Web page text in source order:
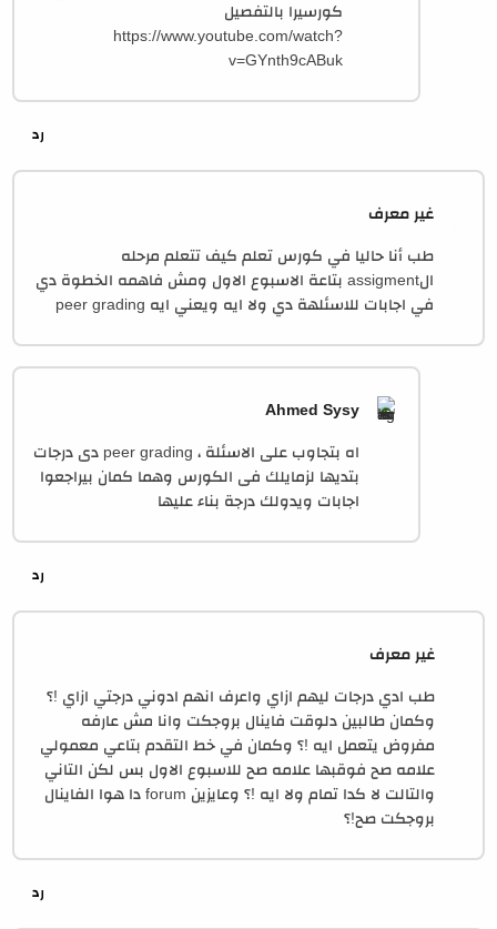
كورسيرا بالتفصيل
https://www.youtube.com/watch?
v=GYnth9cABuk
غير معرف
طب أنا حاليا في كورس تعلم كيف تتعلم مرحله
الassigment بتاعة الاسبوع الاول ومش فاهمه الخطوة دي
في اجابات للاسئلهة دي ولا ايه ويعني ايه peer grading
Ahmed Sysy
اه بتجاوب على الاسئلة ، peer grading دى درجات
بتديها لزمايلك فى الكورس وهما كمان بيراجعوا
اجابات ويدولك درجة بناء عليها
غير معرف
طب ادي درجات ليهم ازاي واعرف انهم ادوني درجتي ازاي !؟
وكمان طالبين دلوقت فاينال بروجكت وانا مش عارفه
مفروض يتعمل ايه !؟ وكمان في خط التقدم بتاعي معمولي
علامه صح فوقبها علامه صح للاسبوع الاول بس لكن التاني
والتالت لا كدا تمام ولا ايه !؟ وعايزين forum دا هوا الفاينال
بروجكت صح!؟